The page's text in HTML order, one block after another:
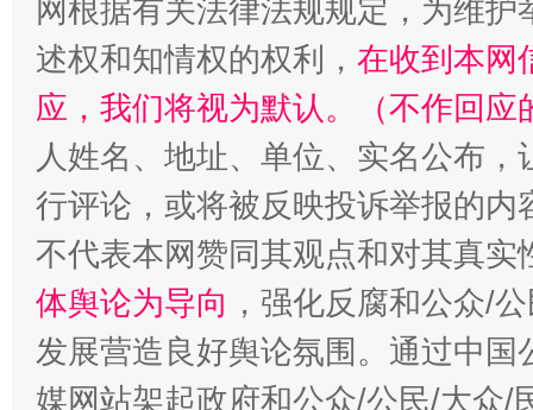
网根据有关法律法规规定，为维
述权和知情权的权利， 在收到本网
应，我们将视为默认。（不作回应
人姓名、地址、单位、实名公布
行评论，或将被反映投诉举报的
不代表本网赞同其观点和对其真实
体舆论为导向 ，强化反腐和公众/
发展营造良好舆论氛围。通过中
媒网站架起政府和公众/公民/大众/